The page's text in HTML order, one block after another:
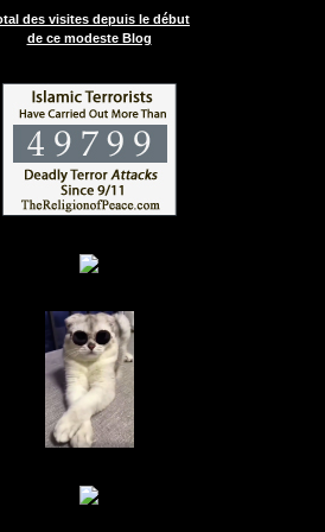
des visites depuis le début
de ce modeste Blog